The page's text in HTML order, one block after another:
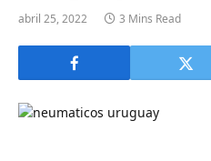
abril 25, 2022 3 Mins Read